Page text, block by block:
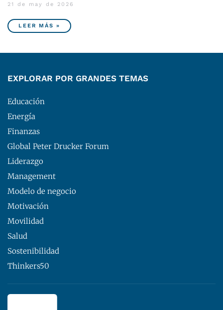
21 de may de 2026
LEER MÁS »
EXPLORAR POR GRANDES TEMAS
Educación
Energía
Finanzas
Global Peter Drucker Forum
Liderazgo
Management
Modelo de negocio
Motivación
Movilidad
Salud
Sostenibilidad
Thinkers50